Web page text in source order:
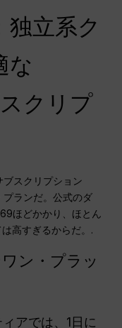
立系ク
な
クリプ
スクリプション
ランだ。公式のダ
ほどかかり、ほとん
高すぎるからだ。.
ン・プラッ
アでは、1日に